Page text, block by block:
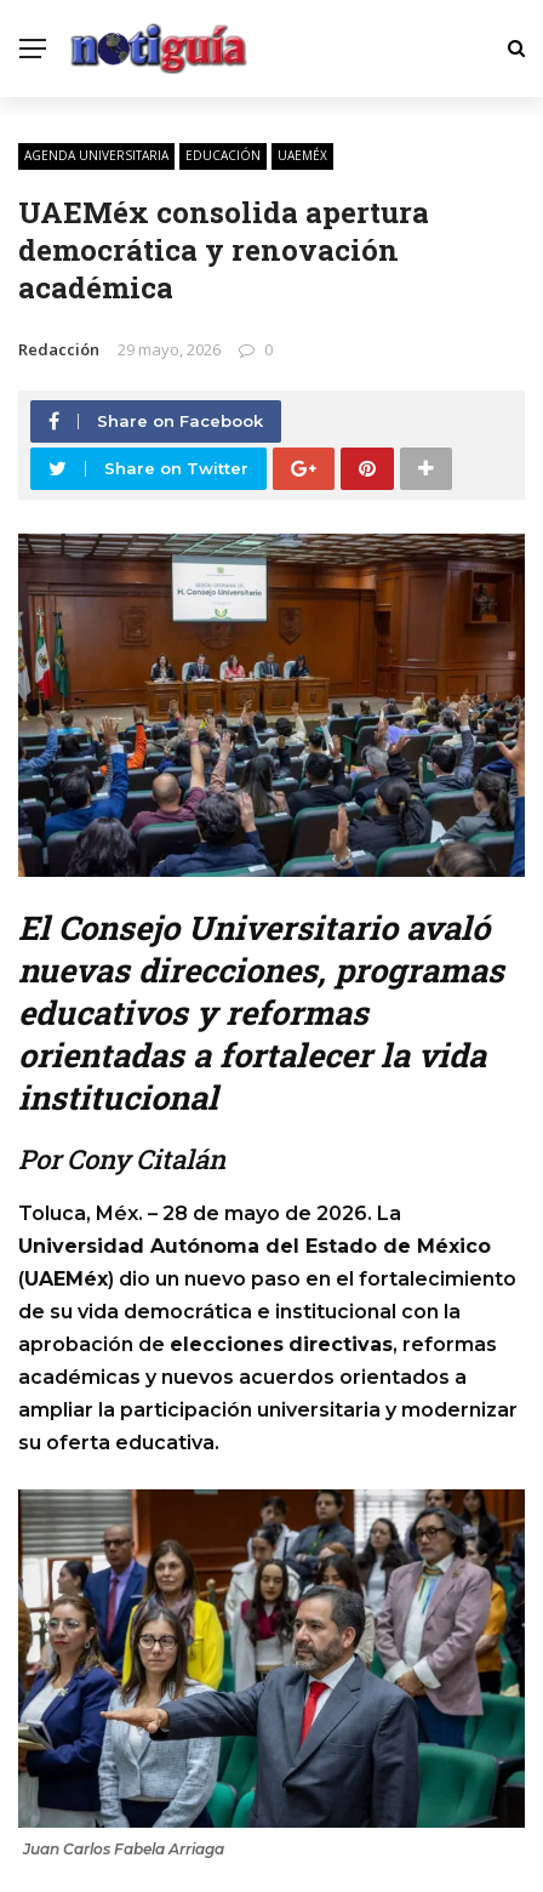
AGENDA UNIVERSITARIA EDUCACIÓN UAEMÉX
UAEMéx consolida apertura
democrática y renovación
académica
Redacción 29 mayo, 2026 0
Share on Facebook
Share on Twitter
El Consejo Universitario avaló
nuevas direcciones, programas
educativos y reformas
orientadas a fortalecer la vida
institucional
Por Cony Citalán
Toluca, Méx. – 28 de mayo de 2026. La
Universidad Autónoma del Estado de México
(UAEMéx) dio un nuevo paso en el fortalecimiento
de su vida democrática e institucional con la
aprobación de elecciones directivas, reformas
académicas y nuevos acuerdos orientados a
ampliar la participación universitaria y modernizar
su oferta educativa.
Juan Carlos Fabela Arriaga